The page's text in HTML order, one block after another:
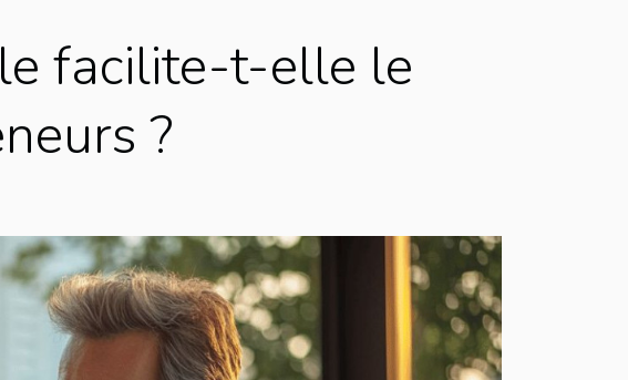
facilite-t-elle le
?